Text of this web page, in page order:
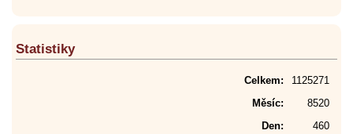
Statistiky
Celkem:
1125271
Měsíc:
8520
Den:
460